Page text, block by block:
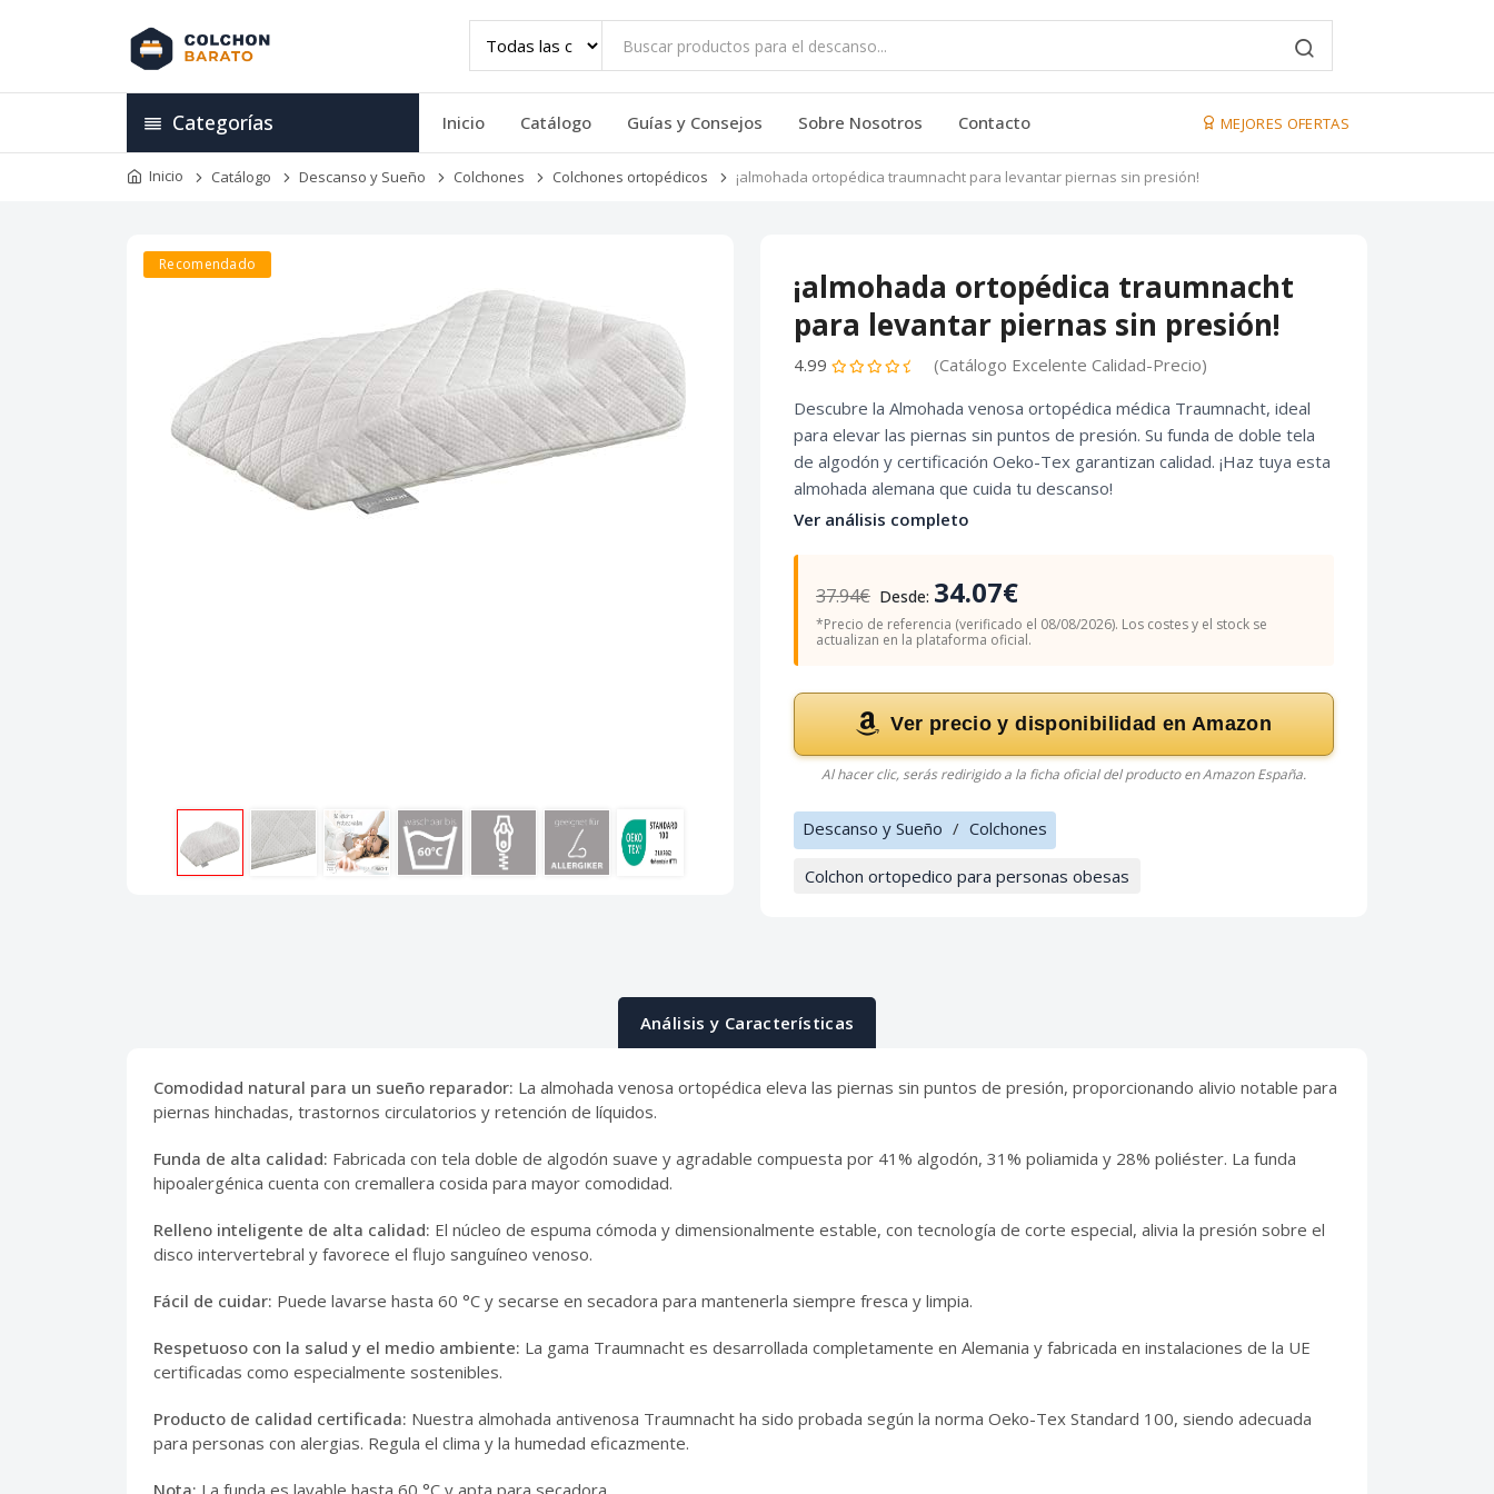
Categorías Inicio Catálogo Guías y Consejos Sobre Nosotros Contacto MEJORES OFERTAS
Inicio Catálogo Descanso y Sueño Colchones Colchones ortopédicos ¡almohada ortopédica traumnacht para levantar piernas sin presión!
Recomendado
¡almohada ortopédica traumnacht
para levantar piernas sin presión!
4.99
(Catálogo Excelente Calidad-Precio)
Descubre la Almohada venosa ortopédica médica Traumnacht, ideal
para elevar las piernas sin puntos de presión. Su funda de doble tela
de algodón y certificación Oeko-Tex garantizan calidad. ¡Haz tuya esta
almohada alemana que cuida tu descanso!
Ver análisis completo
37.94€ Desde: 34.07€
*Precio de referencia (verificado el 08/08/2026). Los costes y el stock se
actualizan en la plataforma oficial.
Ver precio y disponibilidad en Amazon
Al hacer clic, serás redirigido a la ficha oficial del producto en Amazon España.
Descanso y Sueño / Colchones
Colchon ortopedico para personas obesas
Análisis y Características
Comodidad natural para un sueño reparador: La almohada venosa ortopédica eleva las piernas sin puntos de presión, proporcionando alivio notable para
piernas hinchadas, trastornos circulatorios y retención de líquidos.
Funda de alta calidad: Fabricada con tela doble de algodón suave y agradable compuesta por 41% algodón, 31% poliamida y 28% poliéster. La funda
hipoalergénica cuenta con cremallera cosida para mayor comodidad.
Relleno inteligente de alta calidad: El núcleo de espuma cómoda y dimensionalmente estable, con tecnología de corte especial, alivia la presión sobre el
disco intervertebral y favorece el flujo sanguíneo venoso.
Fácil de cuidar: Puede lavarse hasta 60 °C y secarse en secadora para mantenerla siempre fresca y limpia.
Respetuoso con la salud y el medio ambiente: La gama Traumnacht es desarrollada completamente en Alemania y fabricada en instalaciones de la UE
certificadas como especialmente sostenibles.
Producto de calidad certificada: Nuestra almohada antivenosa Traumnacht ha sido probada según la norma Oeko-Tex Standard 100, siendo adecuada
para personas con alergias. Regula el clima y la humedad eficazmente.
Nota: La funda es lavable hasta 60 °C y apta para secadora.